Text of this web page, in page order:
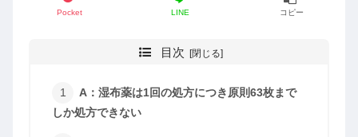
Pocket LINE コピー
目次
A：湿布薬は1回の処方につき原則63枚まで
しか処方できない